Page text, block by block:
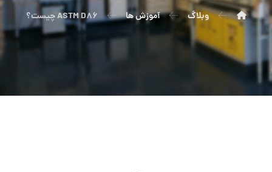
وبلاگ آموزش ها ASTM D86 چیست؟